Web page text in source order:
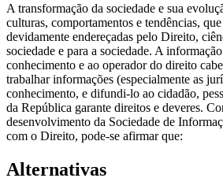
A transformação da sociedade e sua
culturas, comportamentos e tendências,
devidamente endereçadas pelo Direito,
sociedade e para a sociedade. A
conhecimento e ao operador do direito
trabalhar informações (especialmente as
conhecimento, e difundi-lo ao cidadão,
da República garante direitos e deveres.
desenvolvimento da Sociedade de
com o Direito, pode-se afirmar que:
Alternativas